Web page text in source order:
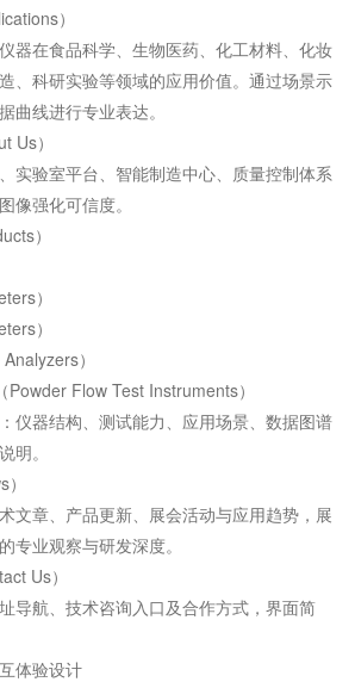
）
在食品科学、生物医药、化工材料、化妆
、科研实验等领域的应用价值。通过场景示
曲线进行专业表达。
）
验室平台、智能制造中心、质量控制体系
像强化可信度。
）
）
）
）
Flow Test Instruments）
器结构、测试能力、应用场景、数据图谱
明。
章、产品更新、展会活动与应用趋势，展
专业观察与研发深度。
Us）
航、技术咨询入口及合作方式，界面简
体验设计